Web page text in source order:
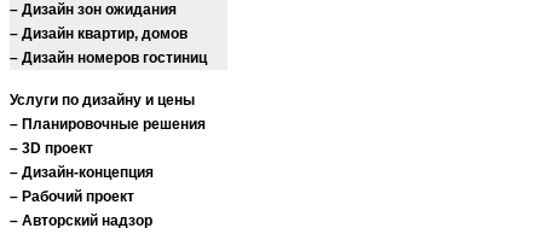
– Дизайн зон ожидания
– Дизайн квартир, домов
– Дизайн номеров гостиниц
Услуги по дизайну и цены
– Планировочные решения
– 3D проект
– Дизайн-концепция
– Рабочий проект
– Авторский надзор